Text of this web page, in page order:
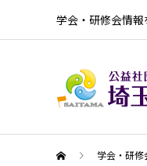
学会・研修会情報
学会・研修